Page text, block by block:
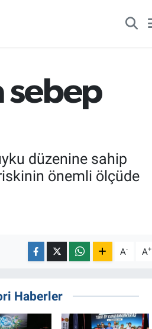
sebep
düzenine sahip
önemli ölçüde
A- A+
Haberler